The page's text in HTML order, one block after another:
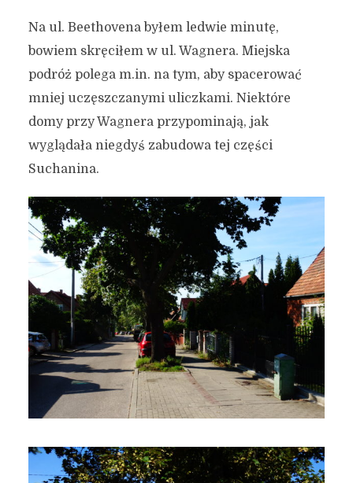
Na ul. Beethovena byłem ledwie minutę,
bowiem skręciłem w ul. Wagnera. Miejska
podróż polega m.in. na tym, aby spacerować
mniej uczęszczanymi uliczkami. Niektóre
domy przy Wagnera przypominają, jak
wyglądała niegdyś zabudowa tej części
Suchanina.